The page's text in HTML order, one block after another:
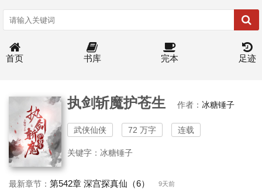
首页 书库 完本 足迹
执剑斩魔护苍生 作者： 冰糖锤子
武侠仙侠 72 万字 连载
关键字：冰糖锤子
最新章节： 第542章 深宫探真仙（6） 9天前